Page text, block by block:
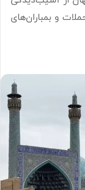
و بمباران‌های